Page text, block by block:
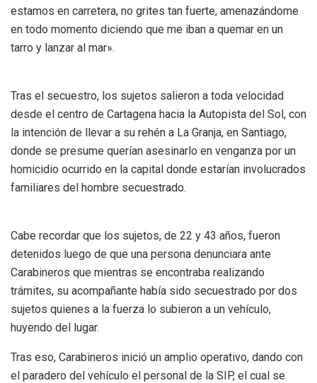
estamos en carretera, no grites tan fuerte, amenazándome
en todo momento diciendo que me iban a quemar en un
tarro y lanzar al mar».
Tras el secuestro, los sujetos salieron a toda velocidad
desde el centro de Cartagena hacia la Autopista del Sol, con
la intención de llevar a su rehén a La Granja, en Santiago,
donde se presume querían asesinarlo en venganza por un
homicidio ocurrido en la capital donde estarían involucrados
familiares del hombre secuestrado.
Cabe recordar que los sujetos, de 22 y 43 años, fueron
detenidos luego de que una persona denunciara ante
Carabineros que mientras se encontraba realizando
trámites, su acompañante había sido secuestrado por dos
sujetos quienes a la fuerza lo subieron a un vehículo,
huyendo del lugar.
Tras eso, Carabineros inició un amplio operativo, dando con
el paradero del vehículo el personal de la SIP, el cual se